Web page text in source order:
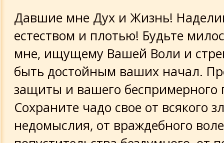
Давшие мне Дух и Жизнь!
естеством и плотью! Будьте
мне, ищущему Вашей Воли и
быть достойным ваших начал.
защиты и вашего беспримерного
Сохраните чадо свое от всякого
недомыслия, от враждебного